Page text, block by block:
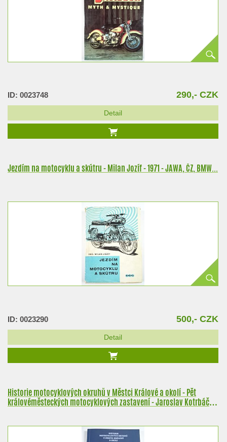
ID: 0023748 290,- CZK
Detail
Jezdím na motocyklu a skútru - Milan Jozíf - 1971 - JAWA, ČZ, BMW...
ID: 0023290 500,- CZK
Detail
Historie motocyklových okruhů v Městci Králové a okolí - Pět
královéměsteckých motocyklových zastavení - Jaroslav Kotrbáček,